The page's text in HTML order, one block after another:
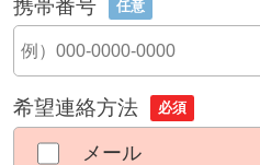
携帯番号 任意
希望連絡方法 必須
メール